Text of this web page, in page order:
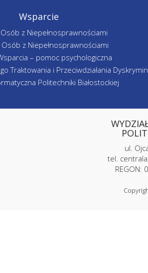
Wsparcie
z Niepełnosprawnościami
z Niepełnosprawnościami
– pomoc psychologiczna
Traktowania i Przeciwdziałania
Politechniki Białostockiej
ul.
tel.
REGON: